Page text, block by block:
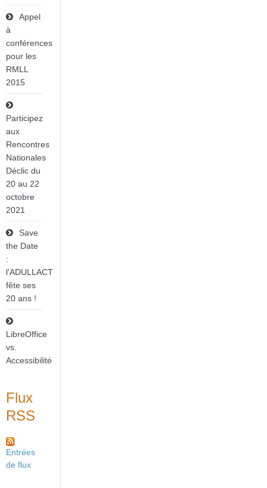
Appel
à
conférences
pour les
RMLL
2015
Participez
aux
Rencontres
Nationales
Déclic du
20 au 22
octobre
2021
Save
the Date
:
l'ADULLACT
fête ses
20 ans !
LibreOffice
vs.
Accessibilité
Flux
RSS
Entrées
de flux